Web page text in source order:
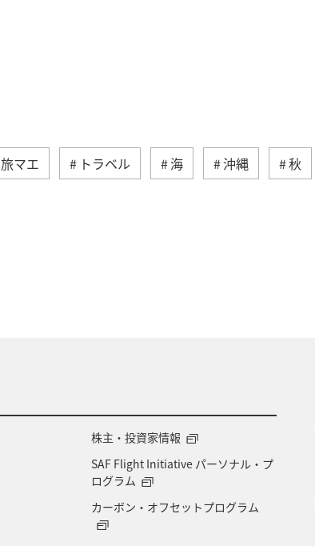
旅マエ トラベル 海 沖縄 秋
株主・投資家情報
SAF Flight Initiative パーソナル・プ
ログラム
カーボン・オフセットプログラム